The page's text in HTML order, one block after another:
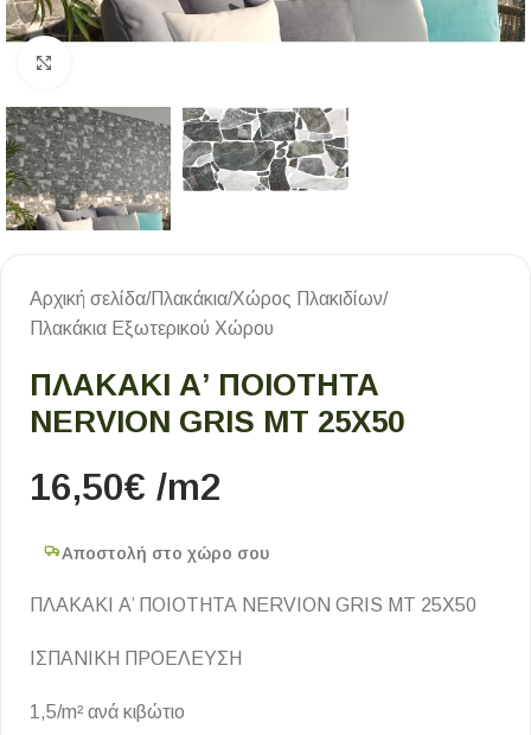
Αρχική σελίδα/Πλακάκια/Χώρος Πλακιδίων/
Πλακάκια Εξωτερικού Χώρου
ΠΛΑΚΑΚΙ Α’ ΠΟΙΟΤΗΤΑ
NERVION GRIS MT 25X50
16,50€ /m2
Αποστολή στο χώρο σου
ΠΛΑΚΑΚΙ Α’ ΠΟΙΟΤΗΤΑ NERVION GRIS MT 25X50
ΙΣΠΑΝΙΚΗ ΠΡΟΕΛΕΥΣΗ
1,5/m² ανά κιβώτιο